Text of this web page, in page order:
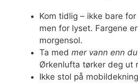
Kom tidlig – ikke bare
men for lyset. Fargene
morgensol.
Ta med mer vann enn
Ørkenlufta tørker deg ut
Ikke stol på